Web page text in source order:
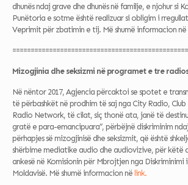
dhunës ndaj grave dhe dhunës në familje, e njohur si
Punëtoria e sotme është realizuar si obligim i
Veprimit për zbatimin e tij. Më shumë informacion në
Mizogjinia dhe seksizmi në programet e tre
Në nëntor 2017, Agjencia përcaktoi se spotet e
të përbashkët në prodhim të saj nga City Radio,
Radio Network, të cilat, siç thonë ata, janë të
gratë e para-emancipuara”, përbëjnë diskriminim
përhapjes së mizogjinisë dhe seksizmit, që është
shërbime mediatike audio dhe audiovizive, për këtë
ankesë në Komisionin për Mbrojtjen nga Diskriminimi i
Moldavisë. Më shumë informacion në link.